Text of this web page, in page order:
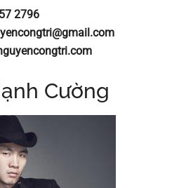
2796
Cường